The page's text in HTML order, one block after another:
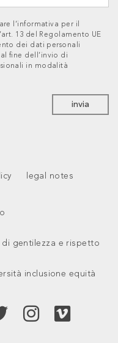
l’informativa per il
13 del Regolamento UE
dei dati personali
al fine dell’invio di
in modalità
invia
legal notes
gentilezza e rispetto
inclusione equità